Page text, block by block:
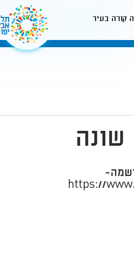
קורה בעיר
https://